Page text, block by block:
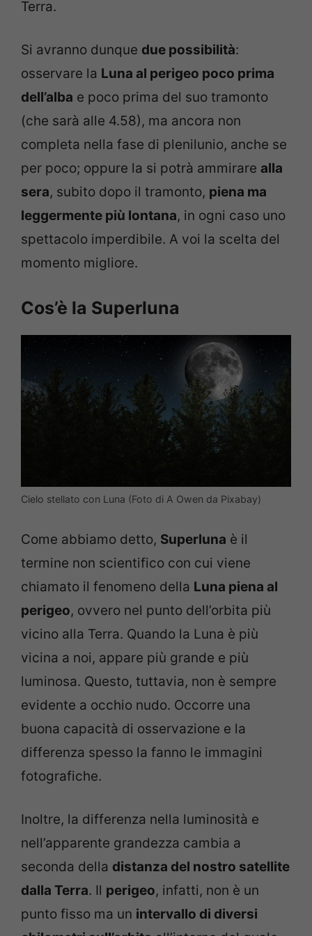
Terra.
Si avranno dunque due possibilità:
osservare la Luna al perigeo poco prima
dell’alba e poco prima del suo tramonto
(che sarà alle 4.58), ma ancora non
completa nella fase di plenilunio, anche se
per poco; oppure la si potrà ammirare alla
sera, subito dopo il tramonto, piena ma
leggermente più lontana, in ogni caso uno
spettacolo imperdibile. A voi la scelta del
momento migliore.
Cos’è la Superluna
Cielo stellato con Luna (Foto di A Owen da Pixabay)
Come abbiamo detto, Superluna è il
termine non scientifico con cui viene
chiamato il fenomeno della Luna piena al
perigeo, ovvero nel punto dell’orbita più
vicino alla Terra. Quando la Luna è più
vicina a noi, appare più grande e più
luminosa. Questo, tuttavia, non è sempre
evidente a occhio nudo. Occorre una
buona capacità di osservazione e la
differenza spesso la fanno le immagini
fotografiche.
Inoltre, la differenza nella luminosità e
nell’apparente grandezza cambia a
seconda della distanza del nostro satellite
dalla Terra. Il perigeo, infatti, non è un
punto fisso ma un intervallo di diversi